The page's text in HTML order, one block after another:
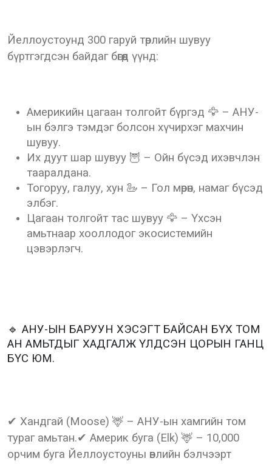
Йеллоустоунд 300 гаруй төрлийн шувуу
бүртгэгдсэн байдаг бөгөөд үүнд:
Америкийн цагаан толгойт бүргэд 🦅 – АНУ-
ын бэлгэ тэмдэг болсон хүчирхэг махчин
шувуу.
Их дуут шар шувуу 🦉 – Ойн бүсэд ихэвчлэн
тааралдана.
Тогоруу, галуу, хун 🦢 – Гол мөрөн, намаг бүсэд
элбэг.
Цагаан толгойт тас шувуу 🦅 – Үхсэн
амьтнаар хооллодог экосистемийн
цэвэрлэгч.
🔹 АНУ-ЫН БАРУУН ХЭСЭГТ БАЙСАН БҮХ ТОМ
АН АМЬТДЫГ ХАДГАЛЖ ҮЛДСЭН ЦОРЫН ГАНЦ
БҮС ЮМ.
✔ Хандгай (Moose) 🦌 – АНУ-ын хамгийн том
тураг амьтан.✔ Америк буга (Elk) 🦌 – 10,000
орчим буга Йеллоустоуны өвлийн бэлчээрт